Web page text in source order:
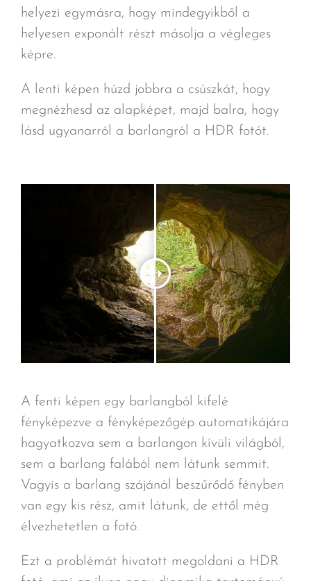
helyezi egymásra, hogy mindegyikből a
helyesen exponált részt másolja a végleges
képre.
A lenti képen húzd jobbra a csúszkát, hogy
megnézhesd az alapképet, majd balra, hogy
lásd ugyanarról a barlangról a HDR fotót.
A fenti képen egy barlangból kifelé
fényképezve a fényképezőgép automatikájára
hagyatkozva sem a barlangon kívüli világból,
sem a barlang falából nem látunk semmit.
Vagyis a barlang szájánál beszűrődő fényben
van egy kis rész, amit látunk, de ettől még
élvezhetetlen a fotó.
Ezt a problémát hivatott megoldani a HDR